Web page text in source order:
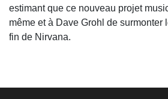
estimant que ce nouveau projet
même et à Dave Grohl de surmonter
fin de Nirvana.